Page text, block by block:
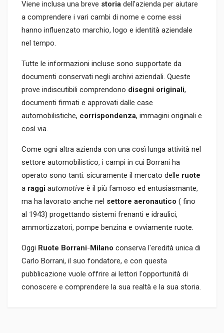
Viene inclusa una breve storia dell'azienda per aiutare
a comprendere i vari cambi di nome e come essi
hanno influenzato marchio, logo e identità aziendale
nel tempo.
Tutte le informazioni incluse sono supportate da
documenti conservati negli archivi aziendali. Queste
prove indiscutibili comprendono disegni originali,
documenti firmati e approvati dalle case
automobilistiche, corrispondenza, immagini originali e
così via.
Come ogni altra azienda con una così lunga attività nel
settore automobilistico, i campi in cui Borrani ha
operato sono tanti: sicuramente il mercato delle ruote
a raggi automotive è il più famoso ed entusiasmante,
ma ha lavorato anche nel settore aeronautico ( fino
al 1943) progettando sistemi frenanti e idraulici,
ammortizzatori, pompe benzina e ovviamente ruote.
Oggi Ruote Borrani-Milano conserva l'eredità unica di
Carlo Borrani, il suo fondatore, e con questa
pubblicazione vuole offrire ai lettori l'opportunità di
conoscere e comprendere la sua realtà e la sua storia.